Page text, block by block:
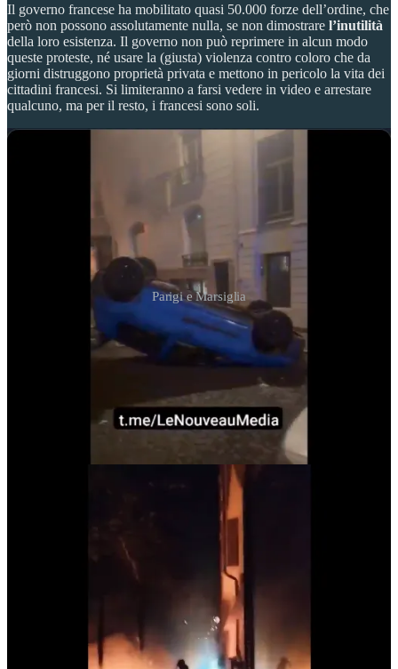
Il governo francese ha mobilitato quasi 50.000 forze dell’ordine, che
però non possono assolutamente nulla, se non dimostrare l’inutilità
della loro esistenza. Il governo non può reprimere in alcun modo
queste proteste, né usare la (giusta) violenza contro coloro che da
giorni distruggono proprietà privata e mettono in pericolo la vita dei
cittadini francesi. Si limiteranno a farsi vedere in video e arrestare
qualcuno, ma per il resto, i francesi sono soli.
Parigi e Marsiglia
Così alcuni — già denominati dai mass media “nazionalisti” —
hanno deciso di scendere in strada con mazze e spranghe e difendere
da soli i loro quartieri, le loro proprietà e la loro famiglia. In qualche
Continue reading this post for free in the
Claim my free post
Privacy Terms∙ Collection notice